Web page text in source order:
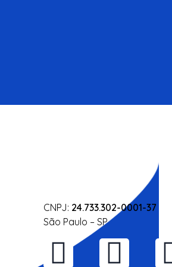
CNPJ: 24.733.302-0001-37
São Paulo – SP